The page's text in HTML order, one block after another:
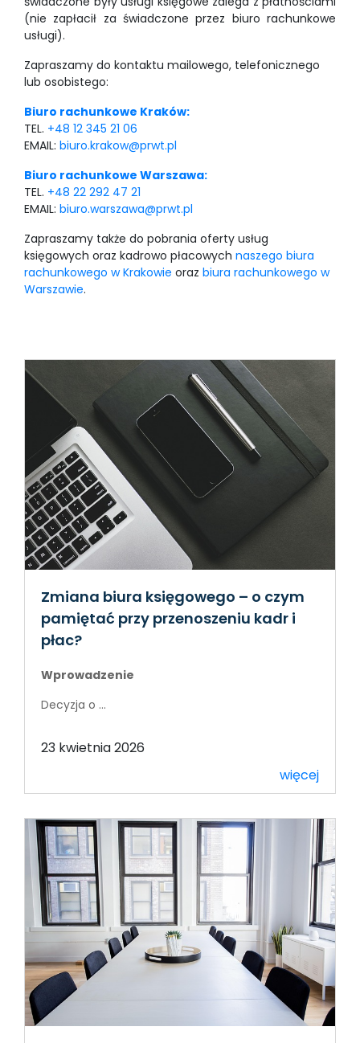
(nie zapłacił za świadczone przez biuro rachunkowe
usługi).
Zapraszamy do kontaktu mailowego, telefonicznego
lub osobistego:
Biuro rachunkowe Kraków:
TEL. +48 12 345 21 06
EMAIL: biuro.krakow@prwt.pl
Biuro rachunkowe Warszawa:
TEL. +48 22 292 47 21
EMAIL: biuro.warszawa@prwt.pl
Zapraszamy także do pobrania oferty usług
księgowych oraz kadrowo płacowych naszego biura
rachunkowego w Krakowie oraz biura rachunkowego w
Warszawie.
Zmiana biura księgowego – o czym
pamiętać przy przenoszeniu kadr i
płac?
Wprowadzenie
Decyzja o ...
23 kwietnia 2026
więcej